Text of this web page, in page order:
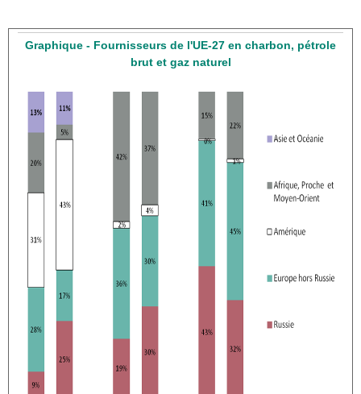
Graphique - Fournisseurs de l'UE-27 en charbon, pétrole
brut et gaz naturel